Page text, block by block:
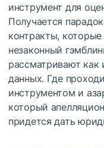
инструмент для
Получается
контракты,
незаконный
рассматривают как
данных. Где
инструментом и
который
придется дать